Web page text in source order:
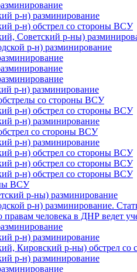
р-н) разминирование
р-н) обстрел со стороны ВСУ
Советский р-ны)
р-н) разминирование
р-н) разминирование
со стороны ВСУ
р-н) обстрел со стороны ВСУ
р-н) разминирование
со стороны ВСУ
р-н) разминирование
р-н) обстрел со стороны ВСУ
р-н) обстрел со стороны ВСУ
р-н) обстрел со стороны ВСУ
ВСУ
р-ны) разминирование
р-н) разминирование.
человека в ДНР ведет
р-н) разминирование
Кировский р-ны) обстрел
р-н) разминирование